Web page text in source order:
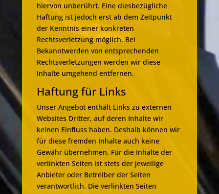
hiervon unberührt. Eine diesbezügliche
Haftung ist jedoch erst ab dem Zeitpunkt
der Kenntnis einer konkreten
Rechtsverletzung möglich. Bei
Bekanntwerden von entsprechenden
Rechtsverletzungen werden wir diese
Inhalte umgehend entfernen.
Haftung für Links
Unser Angebot enthält Links zu externen
Websites Dritter, auf deren Inhalte wir
keinen Einfluss haben. Deshalb können wir
für diese fremden Inhalte auch keine
Gewähr übernehmen. Für die Inhalte der
verlinkten Seiten ist stets der jeweilige
Anbieter oder Betreiber der Seiten
verantwortlich. Die verlinkten Seiten